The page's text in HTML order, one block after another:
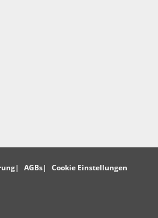
AGBs Cookie Einstellungen